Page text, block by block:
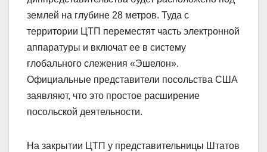
землей на глубине 28 метров. Туда с
территории ЦТП переместят часть электронной
аппаратуры и включат ее в систему
глобального слежения «Эшелон».
Официальные представители посольства США
заявляют, что это простое расширение
посольской деятельности.
На закрытии ЦТП у представительницы Штатов